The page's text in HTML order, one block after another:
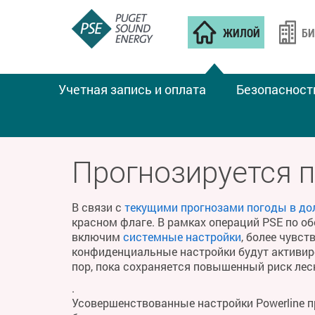
ЖИЛОЙ
Учетная запись и оплата
Прогнозируется
В связи с текущими прогнозами погоды в
красном флаге. В рамках операций PSE по
включим системные настройки, более
конфиденциальные настройки будут
пор, пока сохраняется повышенный риск
.
Усовершенствованные настройки Powerline